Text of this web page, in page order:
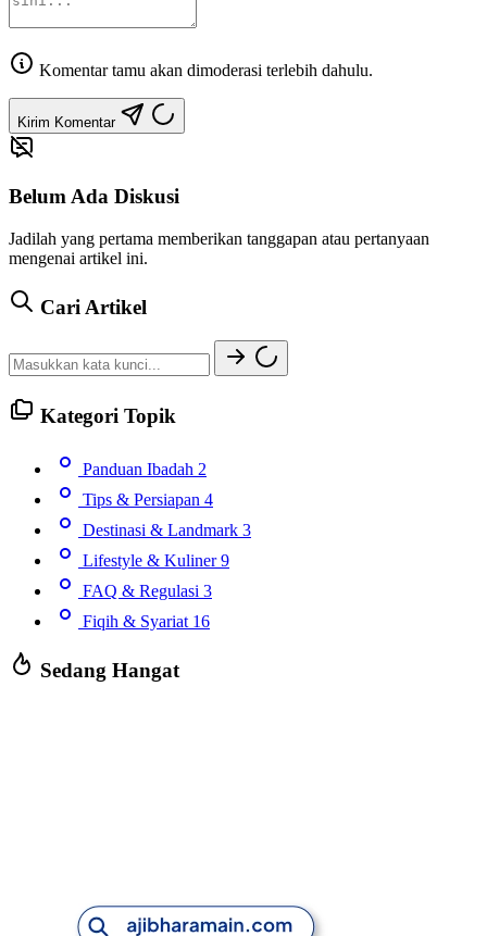
Komentar tamu akan dimoderasi terlebih dahulu.
Kirim Komentar
Belum Ada Diskusi
Jadilah yang pertama memberikan tanggapan atau pertanyaan
mengenai artikel ini.
Cari Artikel
Kategori Topik
Panduan Ibadah 2
Tips & Persiapan 4
Destinasi & Landmark 3
Lifestyle & Kuliner9
FAQ & Regulasi 3
Fiqih & Syariat 16
Sedang Hangat